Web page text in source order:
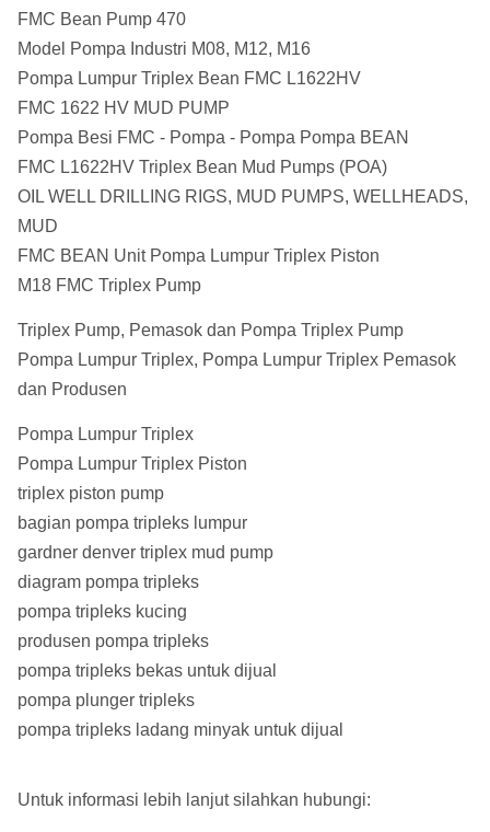
FMC Bean Pump 470
Model Pompa Industri M08, M12, M16
Pompa Lumpur Triplex Bean FMC L1622HV
FMC 1622 HV MUD PUMP
Pompa Besi FMC - Pompa - Pompa Pompa BEAN
FMC L1622HV Triplex Bean Mud Pumps (POA)
OIL WELL DRILLING RIGS, MUD PUMPS, WELLHEADS,
MUD
FMC BEAN Unit Pompa Lumpur Triplex Piston
M18 FMC Triplex Pump
Triplex Pump, Pemasok dan Pompa Triplex Pump
Pompa Lumpur Triplex, Pompa Lumpur Triplex Pemasok
dan Produsen
Pompa Lumpur Triplex
Pompa Lumpur Triplex Piston
triplex piston pump
bagian pompa tripleks lumpur
gardner denver triplex mud pump
diagram pompa tripleks
pompa tripleks kucing
produsen pompa tripleks
pompa tripleks bekas untuk dijual
pompa plunger tripleks
pompa tripleks ladang minyak untuk dijual
Untuk informasi lebih lanjut silahkan hubungi: